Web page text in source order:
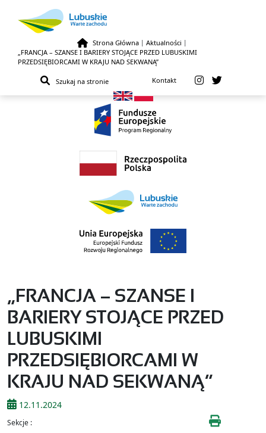
Przejdź do treści
Strona Główna | Aktualności |
„FRANCJA – SZANSE I BARIERY STOJĄCE PRZED LUBUSKIMI
PRZEDSIĘBIORCAMI W KRAJU NAD SEKWANĄ”
Kontakt
„FRANCJA – SZANSE I
BARIERY STOJĄCE PRZED
LUBUSKIMI
PRZEDSIĘBIORCAMI W
KRAJU NAD SEKWANĄ”
12.11.2024
Sekcje :